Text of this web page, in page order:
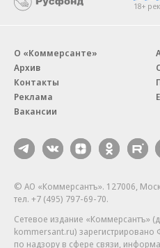
18+
О «Коммерсанте»
Архив
Контакты
Реклама
Вакансии
© АО «Коммерсантъ». 127006,
тел. +7 (495) 797-69-70.
Сетевое издание «Коммерсантъ»
kommersant.ru)
по надзору в сфере связи,